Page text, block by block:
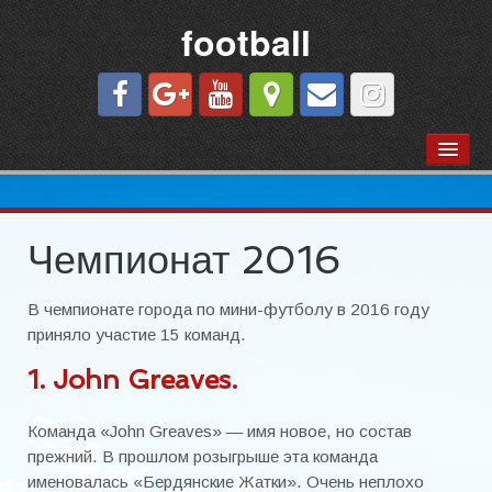
football
«Футбол — вся жизнь моя…» Г.И.Шмуш
«Ильич-Осипенко»
«Молния»
«Торпедо»
Чемпионат 2016
В чемпионате города по мини-футболу в 2016 году
приняло участие 15 команд.
1. John Greaves.
Команда «John Greaves» — имя новое, но состав
прежний. В прошлом розыгрыше эта команда
именовалась «Бердянские Жатки». Очень неплохо